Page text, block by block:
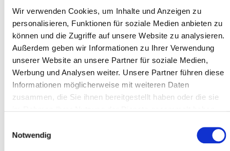
Wir verwenden Cookies, um Inhalte und Anzeigen zu
personalisieren, Funktionen für soziale Medien anbieten zu
können und die Zugriffe auf unsere Website zu analysieren.
Außerdem geben wir Informationen zu Ihrer Verwendung
unserer Website an unsere Partner für soziale Medien,
Werbung und Analysen weiter. Unsere Partner führen diese
Informationen möglicherweise mit weiteren Daten
zusammen, die Sie ihnen bereitgestellt haben oder die sie
Notwendig
Typ *
Postleitzahl *